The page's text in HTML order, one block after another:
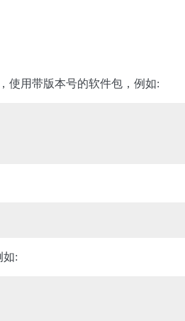
使用带版本号的软件包，例如:
如: